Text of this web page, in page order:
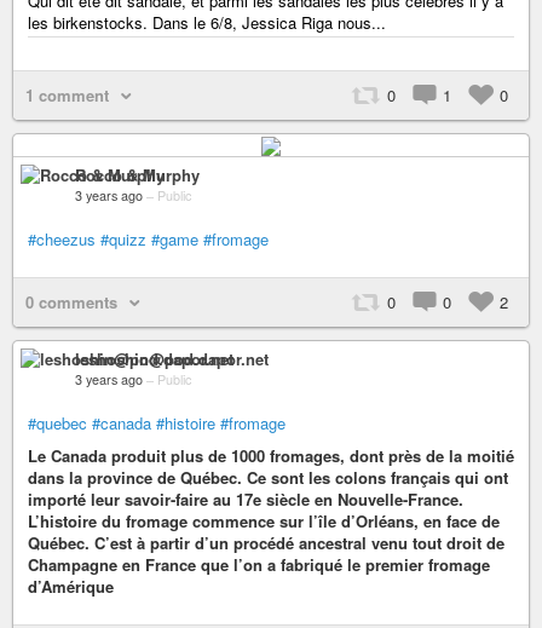
les birkenstocks. Dans le 6/8, Jessica Riga nous...
1 comment 0 1 0
Rocco & Murphy
3 years ago – Public
#cheezus #quizz #game #fromage
0 comments 0 0 2
leshoshin@pod.dapor.net
3 years ago – Public
#quebec #canada #histoire #fromage
Le Canada produit plus de 1000 fromages, dont près de la moitié
dans la province de Québec. Ce sont les colons français qui ont
importé leur savoir-faire au 17e siècle en Nouvelle-France.
L’histoire du fromage commence sur l’île d’Orléans, en face de
Québec. C’est à partir d’un procédé ancestral venu tout droit de
Champagne en France que l’on a fabriqué le premier fromage
d’Amérique